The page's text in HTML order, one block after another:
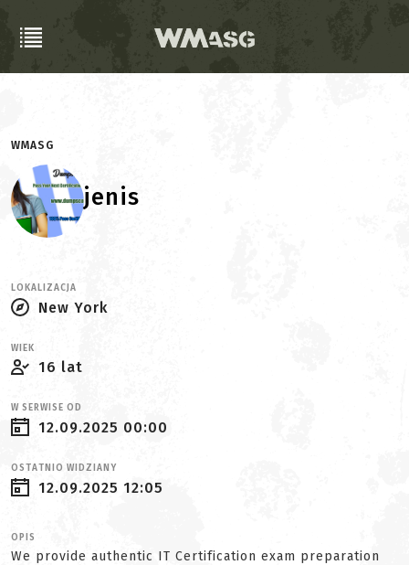
WMASG
jenis
LOKALIZACJA
New York
WIEK
16 lat
W SERWISE OD
12.09.2025 00:00
OSTATNIO WIDZIANY
12.09.2025 12:05
OPIS
We provide authentic IT Certification exam preparation